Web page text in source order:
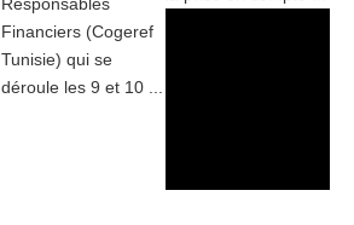
Financiers (Cogeref
Tunisie) qui se
déroule les 9 et 10 ...